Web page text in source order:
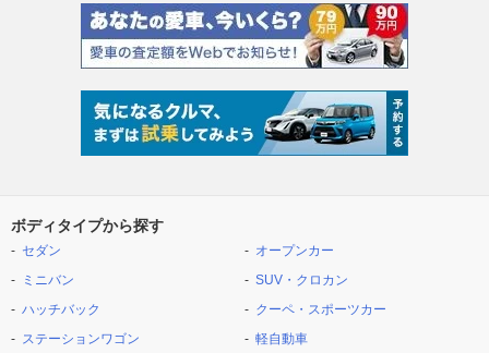
ボディタイプから探す
セダン
ミニバン
ハッチバック
ステーションワゴン
オープンカー
SUV・クロカン
クーペ・スポーツカー
軽自動車